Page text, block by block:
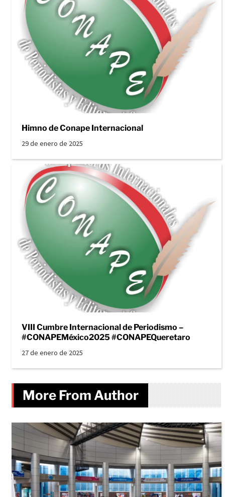
Himno de Conape Internacional
29 de enero de 2025
VIII Cumbre Internacional de Periodismo –
#CONAPEMéxico2025 #CONAPEQueretaro
27 de enero de 2025
More From Author